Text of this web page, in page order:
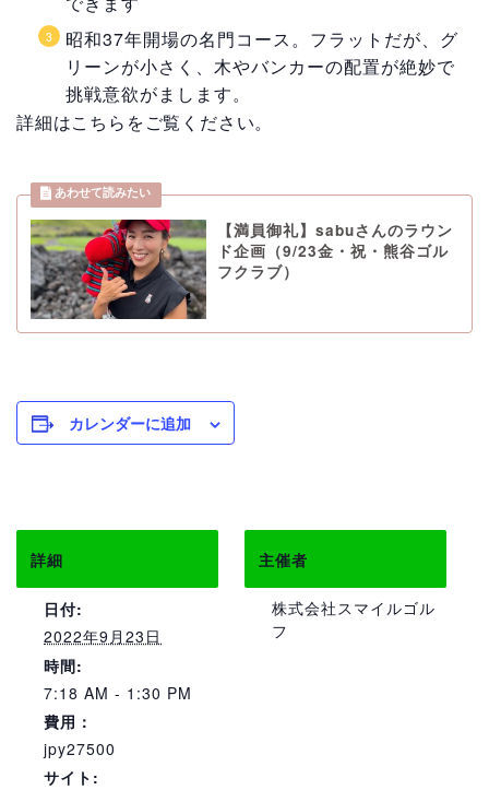
昭和37年開場の名門コース。フラットだが、グ
リーンが小さく、木やバンカーの配置が絶妙で
挑戦意欲がまします。
詳細はこちらをご覧ください。
【満員御礼】sabuさんのラウン
ド企画（9/23金・祝・熊谷ゴル
フクラブ）
カレンダーに追加
詳細
日付:
2022年9月23日
時間:
7:18 AM - 1:30 PM
費用：
jpy27500
サイト:
主催者
株式会社スマイルゴル
フ